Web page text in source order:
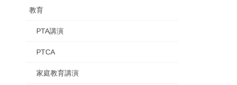
教育
PTA講演
PTCA
家庭教育講演